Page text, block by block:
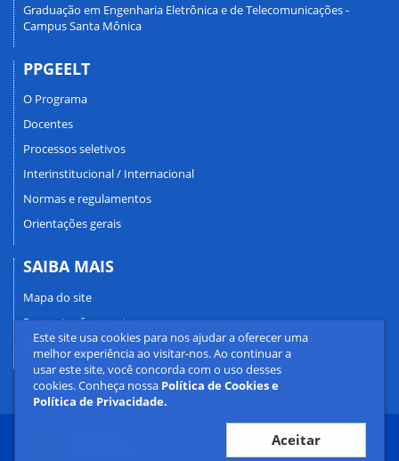
Este site usa cookies para nos ajudar a oferecer uma
melhor experiência ao visitar-nos. Ao continuar a
usar este site, você concorda com o uso desses
cookies. Conheça nossa Política de Cookies e
Política de Privacidade.
Aceitar
Graduação em Engenharia Eletrônica e de Telecomunicações -
Campus Santa Mônica
PPGEELT
O Programa
Docentes
Processos seletivos
Interinstitucional / Internacional
Normas e regulamentos
Orientações gerais
SAIBA MAIS
Mapa do site
Perguntas frequentes
Fale conosco